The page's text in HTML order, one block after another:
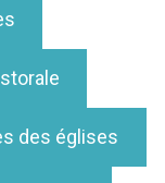
des églises